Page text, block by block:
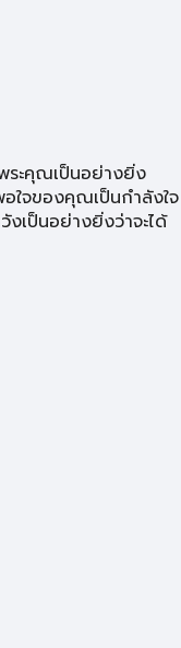
ระคุณเป็นอย่างยิ่ง
ใจของคุณเป็นกำลังใจ
เป็นอย่างยิ่งว่าจะได้